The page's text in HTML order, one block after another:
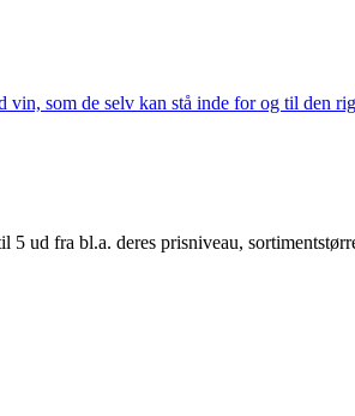
som de selv kan stå inde for og til den
ud fra bl.a. deres prisniveau,